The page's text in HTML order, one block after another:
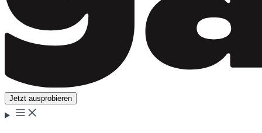
Jetzt ausprobieren